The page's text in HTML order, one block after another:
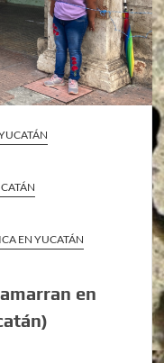
EN YUCATÁN
en